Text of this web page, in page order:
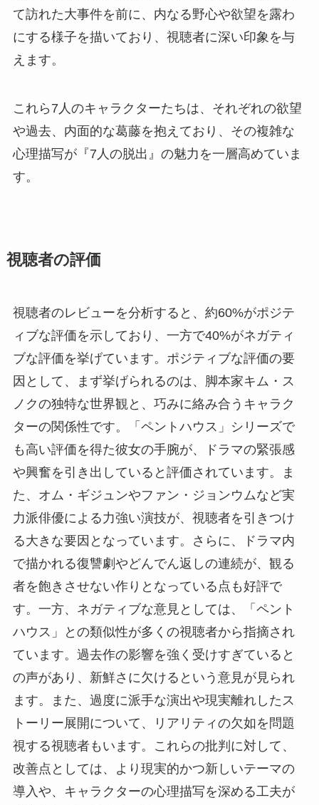
て訪れた大事件を前に、内なる野心や欲望を露わ
にする様子を描いており、視聴者に深い印象を与
えます。
これら7人のキャラクターたちは、それぞれの欲望
や過去、内面的な葛藤を抱えており、その複雑な
心理描写が『7人の脱出』の魅力を一層高めていま
す。
視聴者の評価
視聴者のレビューを分析すると、約60%がポジテ
ィブな評価を示しており、一方で40%がネガティ
ブな評価を挙げています。ポジティブな評価の要
因として、まず挙げられるのは、脚本家キム・ス
ノクの独特な世界観と、巧みに絡み合うキャラク
ターの関係性です。「ペントハウス」シリーズで
も高い評価を得た彼女の手腕が、ドラマの緊張感
や興奮を引き出していると評価されています。ま
た、オム・ギジュンやファン・ジョンウムなど実
力派俳優による力強い演技が、視聴者を引きつけ
る大きな要因となっています。さらに、ドラマ内
で描かれる復讐劇やどんでん返しの連続が、観る
者を飽きさせない作りとなっている点も好評で
す。一方、ネガティブな意見としては、「ペント
ハウス」との類似性が多くの視聴者から指摘され
ています。過去作の影響を強く受けすぎていると
の声があり、新鮮さに欠けるという意見が見られ
ます。また、過度に派手な演出や現実離れしたス
トーリー展開について、リアリティの欠如を問題
視する視聴者もいます。これらの批判に対して、
改善点としては、より現実的かつ新しいテーマの
導入や、キャラクターの心理描写を深める工夫が